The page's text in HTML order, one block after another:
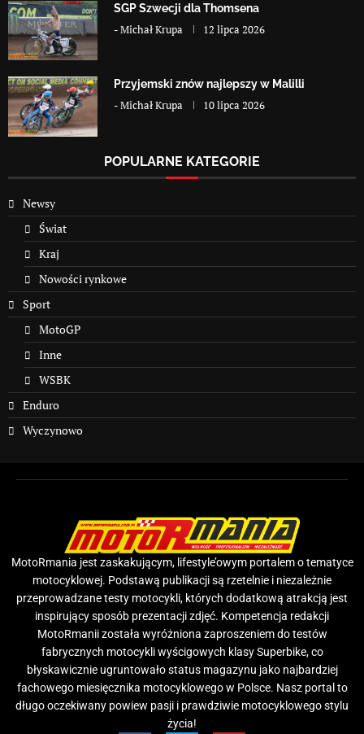
SGP Szwecji dla Thomsena
-Michał Krupa 12 lipca 2026
Przyjemski znów najlepszy w Malilli
-Michał Krupa 10 lipca 2026
POPULARNE KATEGORIE
Newsy
Świat
Kraj
Nowości rynkowe
Sport
MotoGP
Inne
WSBK
Enduro
Wyczynowo
MotoRmania jest zaskakującym, lifestyle’owym portalem o tematyce
motocyklowej. Podstawą publikacji są rzetelnie i niezależnie
przeprowadzane testy motocykli, których dodatkową atrakcją jest
inspirujący sposób prezentacji zdjęć. Kompetencja redakcji
MotoRmanii została wyróżniona zaproszeniem do testów
fabrycznych motocykli wyścigowych klasy Superbike, co
błyskawicznie ugruntowało status magazynu jako najbardziej
fachowego miesięcznika motocyklowego w Polsce. Nasz portal to
długo oczekiwany powiew pasji i prawdziwie motocyklowego stylu
życia!